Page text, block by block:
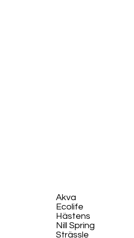
Akva
Ecolife​
Hästens
Nill Spring
Strässle